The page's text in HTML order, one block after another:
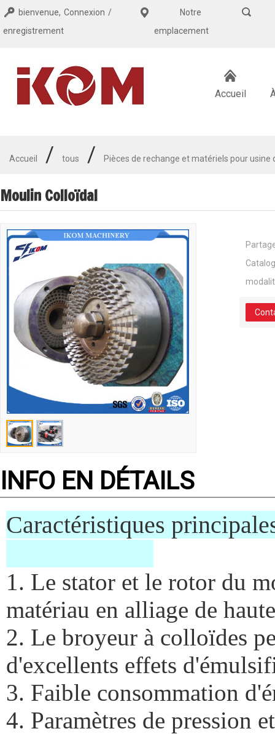
bienvenue, Connexion /
enregistrement
Notre
emplacement
Accueil
Accueil / tous / Pièces de rechange et matériels pour usine
Moulin Colloïdal
INFO EN DÉTAILS
1. Le stator et le rotor du
matériau en alliage de
2. Le broyeur à colloïdes
d'excellents effets
3. Faible consommation
4. Paramètres de pression